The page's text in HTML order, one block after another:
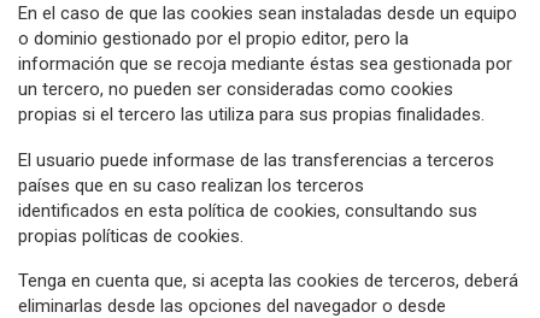
En el caso de que las cookies sean instaladas desde un equipo
o dominio gestionado por el propio editor, pero la
información que se recoja mediante éstas sea gestionada por
un tercero, no pueden ser consideradas como cookies
propias si el tercero las utiliza para sus propias finalidades.
El usuario puede informase de las transferencias a terceros
países que en su caso realizan los terceros
identificados en esta política de cookies, consultando sus
propias políticas de cookies.
Tenga en cuenta que, si acepta las cookies de terceros, deberá
eliminarlas desde las opciones del navegador o desde